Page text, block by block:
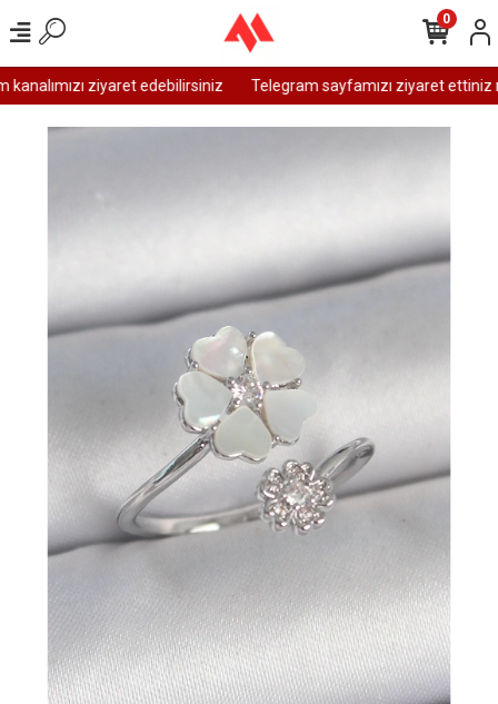
ziyaret edebilirsiniz Telegram sayfamızı ziyaret ettiniz
0